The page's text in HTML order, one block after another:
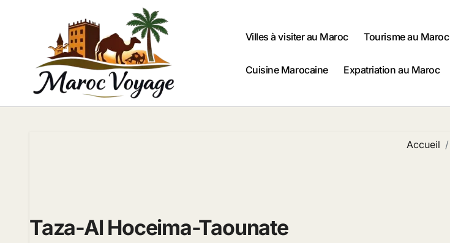
Villes à visiter au Maroc Tourisme au Maroc
Cuisine Marocaine Expatriation au Maroc
Taza-Al Hoceima-Taounate
Accueil